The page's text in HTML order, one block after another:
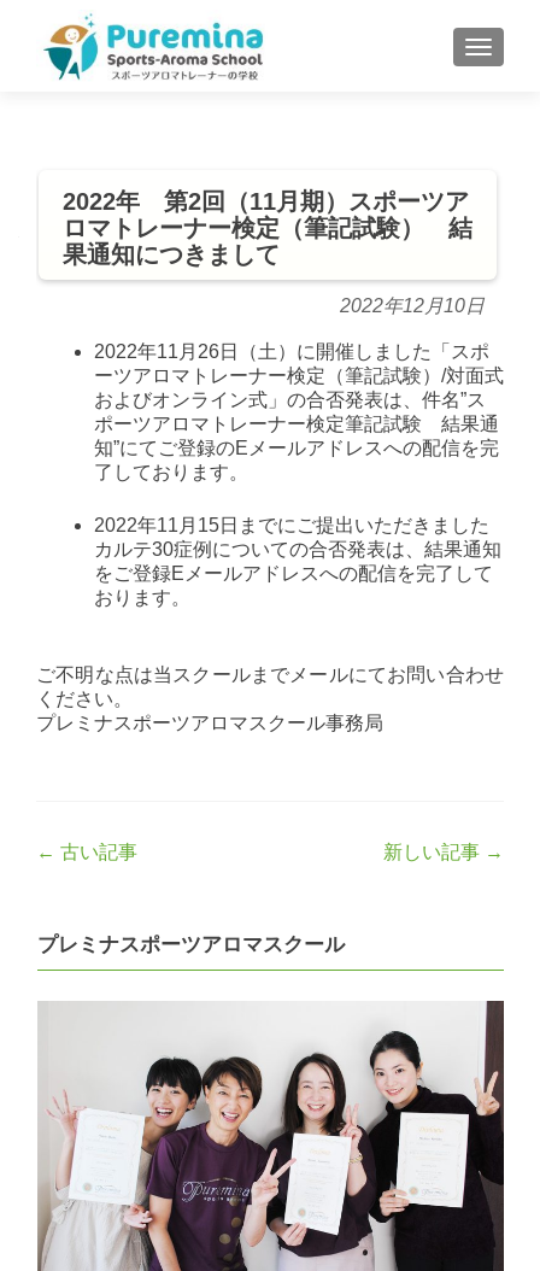
MENU
2022年 第2回（11月期）スポーツア
ロマトレーナー検定（筆記試験） 結
果通知につきまして
2022年12月10日
2022年11月26日（土）に開催しました「スポ
ーツアロマトレーナー検定（筆記試験）/対面式
およびオンライン式」の合否発表は、件名”ス
ポーツアロマトレーナー検定筆記試験 結果通
知”にてご登録のEメールアドレスへの配信を完
了しております。
2022年11月15日までにご提出いただきました
カルテ30症例についての合否発表は、結果通知
をご登録Eメールアドレスへの配信を完了して
おります。
ご不明な点は当スクールまでメールにてお問い合わせ
ください。
プレミナスポーツアロマスクール事務局
Post
← 古い記事 新しい記事 →
プレミナスポーツアロマスクール